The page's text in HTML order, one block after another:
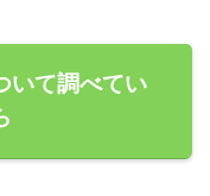
いて調べてい